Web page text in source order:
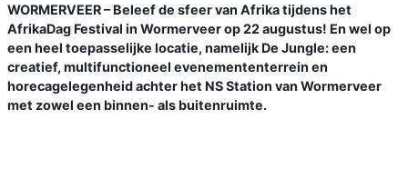
WORMERVEER – Beleef de sfeer van Afrika tijdens het
AfrikaDag Festival in Wormerveer op 22 augustus! En wel op
een heel toepasselijke locatie, namelijk De Jungle: een
creatief, multifunctioneel evenemententerrein en
horecagelegenheid achter het NS Station van Wormerveer
met zowel een binnen- als buitenruimte.